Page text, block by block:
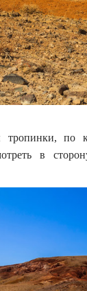
по
в